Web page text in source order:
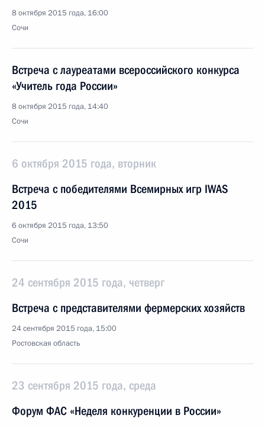
8 октября 2015 года, 16:00
Сочи
Встреча с лауреатами всероссийского конкурса
«Учитель года России»
8 октября 2015 года, 14:40
Сочи
6 октября 2015 года, вторник
Встреча с победителями Всемирных игр IWAS
2015
6 октября 2015 года, 13:50
Сочи
24 сентября 2015 года, четверг
Встреча с представителями фермерских хозяйств
24 сентября 2015 года, 15:00
Ростовская область
23 сентября 2015 года, среда
Форум ФАС «Неделя конкуренции в России»